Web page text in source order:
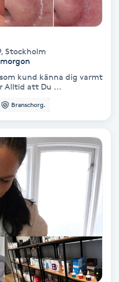
, Stockholm
kund känna dig varmt
Alltid att Du ...
Branschorg.